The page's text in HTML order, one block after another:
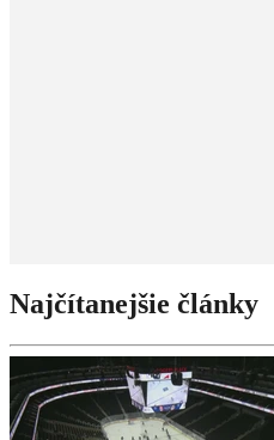
Najčítanejšie články